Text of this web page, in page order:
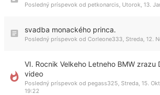
Posledný príspevok od petkonarcis Utorok, 13.
svadba monackého princa.
Posledný príspevok od Corleone333 Streda, 12.
VI. Rocnik Velkeho Letneho BMW
video
Posledný príspevok od pegass325 Streda, 15.
19:22